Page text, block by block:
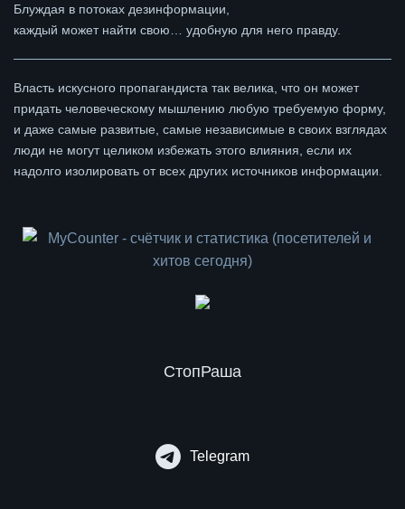
Блуждая в потоках дезинформации,
каждый может найти свою… удобную для него правду.
Власть искусного пропагандиста так велика, что он может
придать человеческому мышлению любую требуемую форму,
и даже самые развитые, самые независимые в своих взглядах
люди не могут целиком избежать этого влияния, если их
надолго изолировать от всех других источников информации.
СтопРаша
Telegram